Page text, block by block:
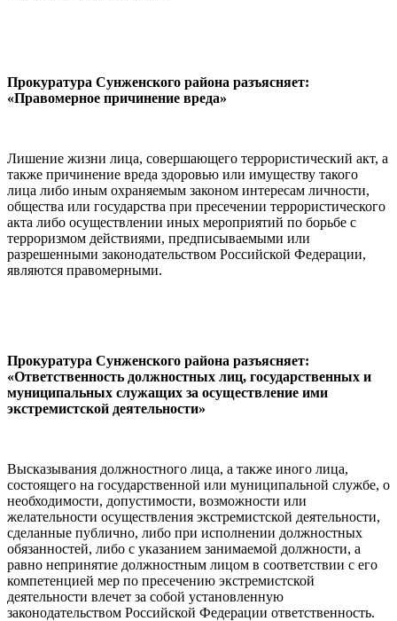
Прокуратура Сунженского района разъясняет:
«Правомерное причинение вреда»
Лишение жизни лица, совершающего террористический акт, а
также причинение вреда здоровью или имуществу такого
лица либо иным охраняемым законом интересам личности,
общества или государства при пресечении террористического
акта либо осуществлении иных мероприятий по борьбе с
терроризмом действиями, предписываемыми или
разрешенными законодательством Российской Федерации,
являются правомерными.
Прокуратура Сунженского района разъясняет:
«Ответственность должностных лиц, государственных и
муниципальных служащих за осуществление ими
экстремистской деятельности»
Высказывания должностного лица, а также иного лица,
состоящего на государственной или муниципальной службе, о
необходимости, допустимости, возможности или
желательности осуществления экстремистской деятельности,
сделанные публично, либо при исполнении должностных
обязанностей, либо с указанием занимаемой должности, а
равно непринятие должностным лицом в соответствии с его
компетенцией мер по пресечению экстремистской
деятельности влечет за собой установленную
законодательством Российской Федерации ответственность.